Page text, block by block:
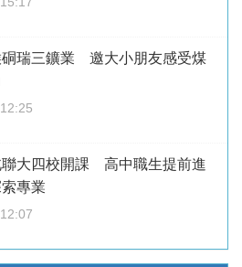
硐瑞三鑛業 邀大小朋友感受煤
聯大四校開課 高中職生提前進
專業